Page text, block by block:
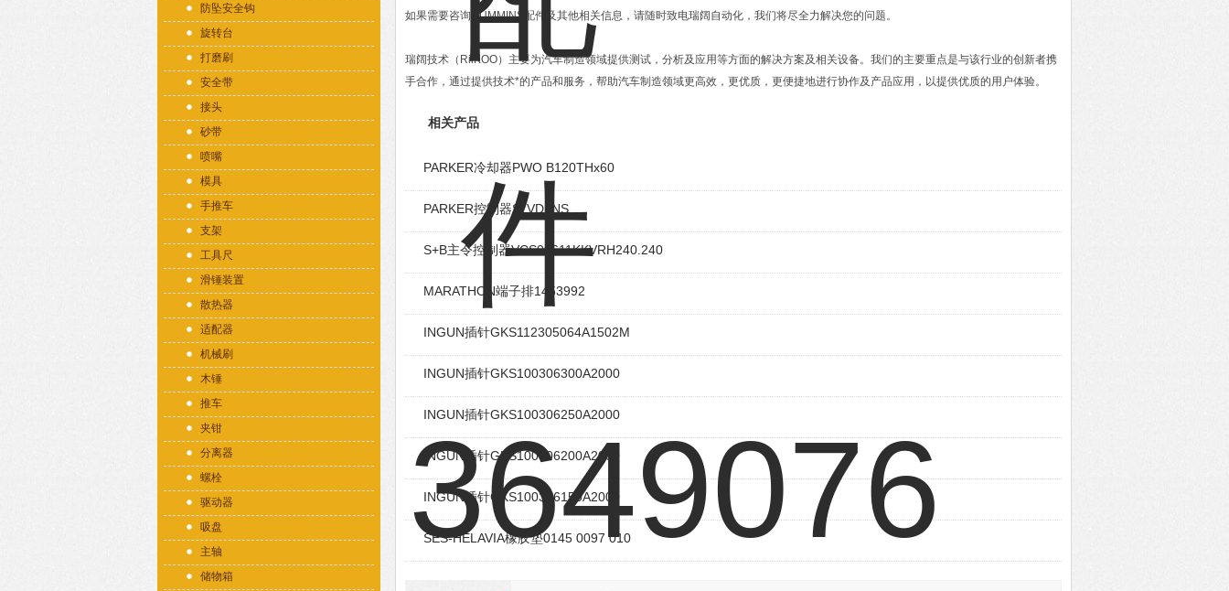
防坠安全钩
旋转台
打磨刷
安全带
接头
砂带
喷嘴
模具
手推车
支架
工具尺
滑锤装置
散热器
适配器
机械刷
木锤
推车
夹钳
分离器
螺栓
驱动器
吸盘
主轴
储物箱
如果需要咨询CUMMINS配件及其他相关信息，请随时致电瑞阔自动化，我们将尽全力解决您的问题。
瑞阔技术（RiiKOO）主要为汽车制造领域提供测试，分析及应用等方面的解决方案及相关设备。我们的主要重点是与该行业的创新者携
手合作，通过提供技术*的产品和服务，帮助汽车制造领域更高效，更优质，更便捷地进行协作及产品应用，以提供优质的用户体验。
相关产品
PARKER冷却器PWO B120THx60
PARKER控制器SLVD5NS
S+B主令控制器VCS09611KKVRH240.240
MARATHON端子排1453992
INGUN插针GKS112305064A1502M
INGUN插针GKS100306300A2000
INGUN插针GKS100306250A2000
INGUN插针GKS100306200A2000
INGUN插针GKS100306150A2000
SES-HELAVIA橡胶垫0145 0097 010